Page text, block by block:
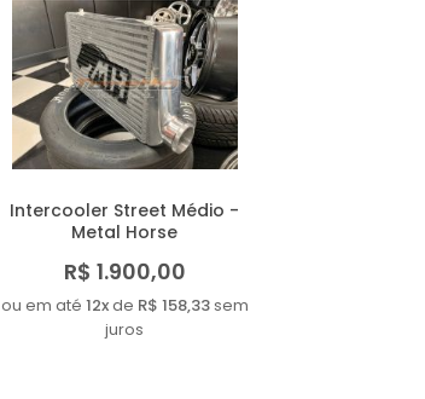
Intercooler Street Médio -
Metal Horse
R$ 1.900,00
ou em até 12xde R$ 158,33sem
juros